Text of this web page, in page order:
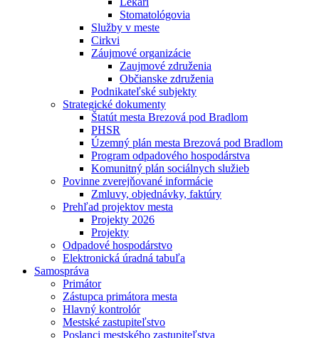
Stomatológovia
Služby v meste
Cirkvi
Záujmové organizácie
Zaujmové združenia
Občianske združenia
Podnikateľské subjekty
Strategické dokumenty
Štatút mesta Brezová pod Bradlom
PHSR
Územný plán mesta Brezová pod Bradlom
Program odpadového hospodárstva
Komunitný plán sociálnych služieb
Povinne zverejňované informácie
Zmluvy, objednávky, faktúry
Prehľad projektov mesta
Projekty 2026
Projekty
Odpadové hospodárstvo
Elektronická úradná tabuľa
Samospráva
Primátor
Zástupca primátora mesta
Hlavný kontrolór
Mestské zastupiteľstvo
Poslanci mestského zastupiteľstva